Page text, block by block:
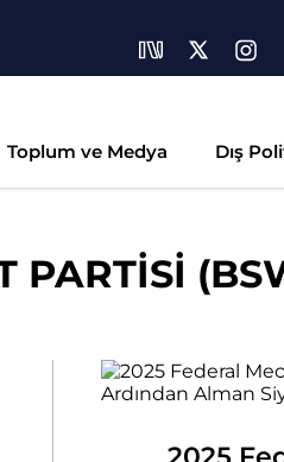
Toplum ve Medya Dış
PARTİSİ